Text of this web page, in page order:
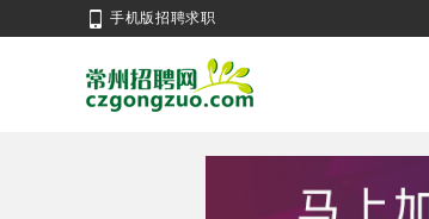
手机版招聘求职